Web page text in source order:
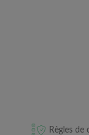
Règles de